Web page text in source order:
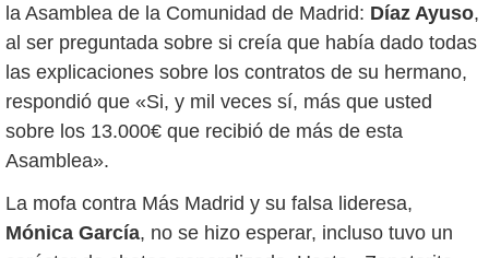
la Asamblea de la Comunidad de Madrid: Díaz Ayuso,
al ser preguntada sobre si creía que había dado todas
las explicaciones sobre los contratos de su hermano,
respondió que «Si, y mil veces sí, más que usted
sobre los 13.000€ que recibió de más de esta
Asamblea».
La mofa contra Más Madrid y su falsa lideresa,
Mónica García, no se hizo esperar, incluso tuvo un